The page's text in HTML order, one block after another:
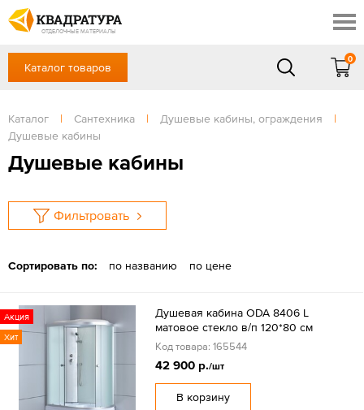
ОТДЕЛОЧНЫЕ МАТЕРИАЛЫ
Профи
Доставка и оплата
Готовые решения
Акции
Отзывы
+7 (3822) 48-94-10
Сб, Вс — выходной
ЗАКАЗАТЬ ЗВОНОК
Вход / Регистрация
Каталог товаров
0
Каталог | Сантехника | Душевые кабины, ограждения
|
Душевые кабины
Душевые кабины
Фильтровать
Сортировать по: по названию по цене
Акция
Хит
Душевая кабина ODA 8406 L
матовое стекло в/п 120*80 см
Код товара: 165544
42 900 р./шт
В корзину